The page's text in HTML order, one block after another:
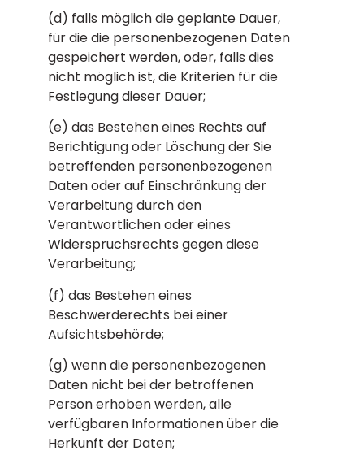
(d) falls möglich die geplante Dauer,
für die die personenbezogenen Daten
gespeichert werden, oder, falls dies
nicht möglich ist, die Kriterien für die
Festlegung dieser Dauer;
(e) das Bestehen eines Rechts auf
Berichtigung oder Löschung der Sie
betreffenden personenbezogenen
Daten oder auf Einschränkung der
Verarbeitung durch den
Verantwortlichen oder eines
Widerspruchsrechts gegen diese
Verarbeitung;
(f) das Bestehen eines
Beschwerderechts bei einer
Aufsichtsbehörde;
(g) wenn die personenbezogenen
Daten nicht bei der betroffenen
Person erhoben werden, alle
verfügbaren Informationen über die
Herkunft der Daten;